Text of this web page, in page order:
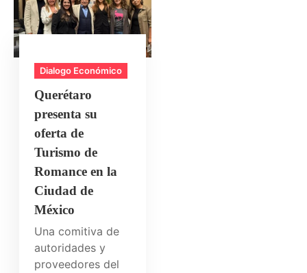
Dialogo Económico
Querétaro
presenta su
oferta de
Turismo de
Romance en la
Ciudad de
México
Una comitiva de
autoridades y
proveedores del